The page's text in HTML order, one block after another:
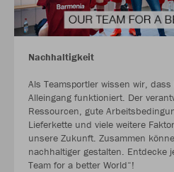
Nachhaltigkeit
Als Teamsportler wissen wir,
Alleingang funktioniert. Der
Ressourcen, gute
Lieferkette und viele weitere
unsere Zukunft. Zusammen
nachhaltiger gestalten. Entdecke
Team for a better World“!